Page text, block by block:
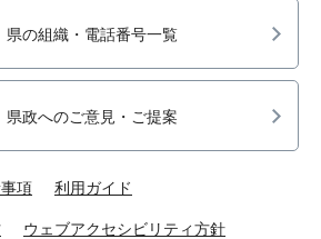
県の組織・電話番号一覧
県政へのご意見・ご提案
項 利用ガイド
ウェブアクセシビリティ方針